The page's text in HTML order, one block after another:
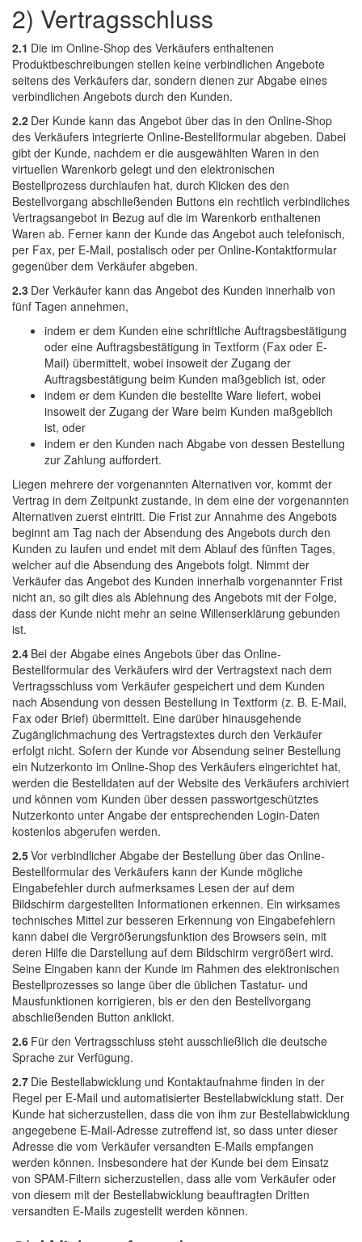
2) Vertragsschluss
2.1 Die im Online-Shop des Verkäufers enthaltenen
Produktbeschreibungen stellen keine verbindlichen Angebote
seitens des Verkäufers dar, sondern dienen zur Abgabe eines
verbindlichen Angebots durch den Kunden.
2.2 Der Kunde kann das Angebot über das in den Online-Shop
des Verkäufers integrierte Online-Bestellformular abgeben. Dabei
gibt der Kunde, nachdem er die ausgewählten Waren in den
virtuellen Warenkorb gelegt und den elektronischen
Bestellprozess durchlaufen hat, durch Klicken des den
Bestellvorgang abschließenden Buttons ein rechtlich verbindliches
Vertragsangebot in Bezug auf die im Warenkorb enthaltenen
Waren ab. Ferner kann der Kunde das Angebot auch telefonisch,
per Fax, per E-Mail, postalisch oder per Online-Kontaktformular
gegenüber dem Verkäufer abgeben.
2.3 Der Verkäufer kann das Angebot des Kunden innerhalb von
fünf Tagen annehmen,
indem er dem Kunden eine schriftliche Auftragsbestätigung
oder eine Auftragsbestätigung in Textform (Fax oder E-
Mail) übermittelt, wobei insoweit der Zugang der
Auftragsbestätigung beim Kunden maßgeblich ist, oder
indem er dem Kunden die bestellte Ware liefert, wobei
insoweit der Zugang der Ware beim Kunden maßgeblich
ist, oder
indem er den Kunden nach Abgabe von dessen Bestellung
zur Zahlung auffordert.
Liegen mehrere der vorgenannten Alternativen vor, kommt der
Vertrag in dem Zeitpunkt zustande, in dem eine der vorgenannten
Alternativen zuerst eintritt. Die Frist zur Annahme des Angebots
beginnt am Tag nach der Absendung des Angebots durch den
Kunden zu laufen und endet mit dem Ablauf des fünften Tages,
welcher auf die Absendung des Angebots folgt. Nimmt der
Verkäufer das Angebot des Kunden innerhalb vorgenannter Frist
nicht an, so gilt dies als Ablehnung des Angebots mit der Folge,
dass der Kunde nicht mehr an seine Willenserklärung gebunden
ist.
2.4 Bei der Abgabe eines Angebots über das Online-
Bestellformular des Verkäufers wird der Vertragstext nach dem
Vertragsschluss vom Verkäufer gespeichert und dem Kunden
nach Absendung von dessen Bestellung in Textform (z. B. E-Mail,
Fax oder Brief) übermittelt. Eine darüber hinausgehende
Zugänglichmachung des Vertragstextes durch den Verkäufer
erfolgt nicht. Sofern der Kunde vor Absendung seiner Bestellung
ein Nutzerkonto im Online-Shop des Verkäufers eingerichtet hat,
werden die Bestelldaten auf der Website des Verkäufers archiviert
und können vom Kunden über dessen passwortgeschütztes
Nutzerkonto unter Angabe der entsprechenden Login-Daten
kostenlos abgerufen werden.
2.5Vor verbindlicher Abgabe der Bestellung über das Online-
Bestellformular des Verkäufers kann der Kunde mögliche
Eingabefehler durch aufmerksames Lesen der auf dem
Bildschirm dargestellten Informationen erkennen. Ein wirksames
technisches Mittel zur besseren Erkennung von Eingabefehlern
kann dabei die Vergrößerungsfunktion des Browsers sein, mit
deren Hilfe die Darstellung auf dem Bildschirm vergrößert wird.
Seine Eingaben kann der Kunde im Rahmen des elektronischen
Bestellprozesses so lange über die üblichen Tastatur- und
Mausfunktionen korrigieren, bis er den den Bestellvorgang
abschließenden Button anklickt.
2.6 Für den Vertragsschluss steht ausschließlich die deutsche
Sprache zur Verfügung.
2.7 Die Bestellabwicklung und Kontaktaufnahme finden in der
Regel per E-Mail und automatisierter Bestellabwicklung statt. Der
Kunde hat sicherzustellen, dass die von ihm zur Bestellabwicklung
angegebene E-Mail-Adresse zutreffend ist, so dass unter dieser
Adresse die vom Verkäufer versandten E-Mails empfangen
werden können. Insbesondere hat der Kunde bei dem Einsatz
von SPAM-Filtern sicherzustellen, dass alle vom Verkäufer oder
von diesem mit der Bestellabwicklung beauftragten Dritten
versandten E-Mails zugestellt werden können.